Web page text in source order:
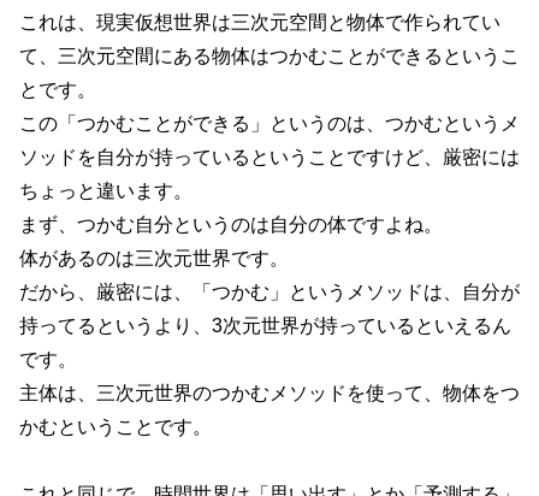
これは、現実仮想世界は三次元空間と物体で作られてい
て、三次元空間にある物体はつかむことができるというこ
とです。
この「つかむことができる」というのは、つかむというメ
ソッドを自分が持っているということですけど、厳密には
ちょっと違います。
まず、つかむ自分というのは自分の体ですよね。
体があるのは三次元世界です。
だから、厳密には、「つかむ」というメソッドは、自分が
持ってるというより、3次元世界が持っているといえるん
です。
主体は、三次元世界のつかむメソッドを使って、物体をつ
かむということです。